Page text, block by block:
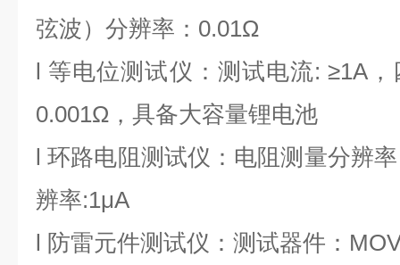
弦波）分辨率：0.01Ω
l 等电位测试仪：测试电流: ≥1A
0.001Ω，具备大容量锂电池
l 环路电阻测试仪：电阻测量分辨
辨率:1μA
l 防雷元件测试仪：测试器件：